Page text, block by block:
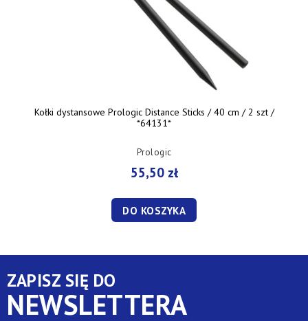
Kołki dystansowe Prologic Distance Sticks / 40 cm / 2 szt /
*64131*
Prologic
55,50 zł
DO KOSZYKA
ZAPISZ SIĘ DO
NEWSLETTERA